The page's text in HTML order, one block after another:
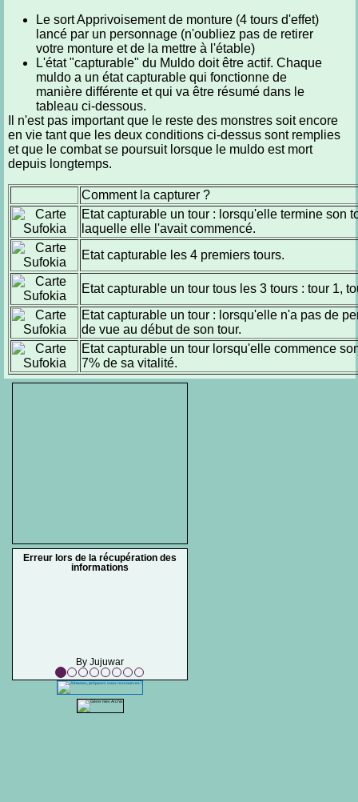
Le sort Apprivoisement de monture (4 tours d'effet)
lancé par un personnage (n'oubliez pas de retirer
votre monture et de la mettre à l'étable)
L'état "capturable" du Muldo doit être actif. Chaque
muldo a un état capturable qui fonctionne de
manière différente et qui va être résumé dans le
tableau ci-dessous.
Il n'est pas important que le reste des monstres soit encore
en vie tant que les deux conditions ci-dessus sont remplies
et que le combat se poursuit lorsque le muldo est mort
depuis longtemps.
Comment la capturer ?
Etat capturable un tour : lorsqu'elle termine son
laquelle elle l'avait commencé.
Etat capturable les 4 premiers tours.
Etat capturable un tour tous les 3 tours : tour 1,
Etat capturable un tour : lorsqu'elle n'a pas de
de vue au début de son tour.
Etat capturable un tour lorsqu'elle commence
7% de sa vitalité.
Erreur lors de la récupération des
informations
By Jujuwar